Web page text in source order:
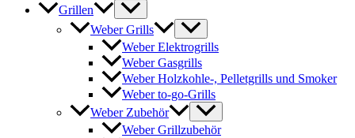
Grillen
Weber Grills
Weber Elektrogrills
Weber Gasgrills
Weber Holzkohle-, Pelletgrills und Smoker
Weber to-go-Grills
Weber Zubehör
Weber Grillzubehör